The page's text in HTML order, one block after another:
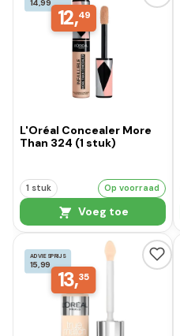
12,49
L'Oréal Concealer More
Than 324 (1 stuk)
1 stuk Op voorraad
Voeg toe
ADVIESPRIJS
15,99
13,35